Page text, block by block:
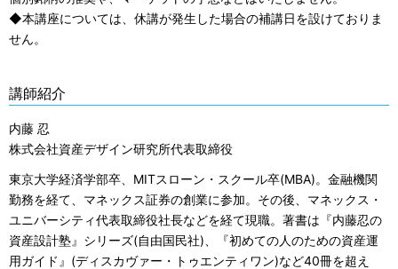
◆本講座については、休講が発生した場合の補講日を設けておりま
せん。
講師紹介
内藤 忍
株式会社資産デザイン研究所代表取締役
東京大学経済学部卒、MITスローン・スクール卒(MBA)。金融機関
勤務を経て、マネックス証券の創業に参加。その後、マネックス・
ユニバーシティ代表取締役社長などを経て現職。著書は『内藤忍の
資産設計塾』シリーズ(自由国民社)、『初めての人のための資産運
用ガイド』(ディスカヴァー・トゥエンティワン)など40冊を超え